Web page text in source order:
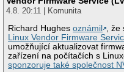
4.8. 20:11 | Komunita
Richard Hughesoznámil
, že
Linux Vendor Firmware
umožňující aktualizovat
zařízení na počítačích s
sponzoruje také společnost